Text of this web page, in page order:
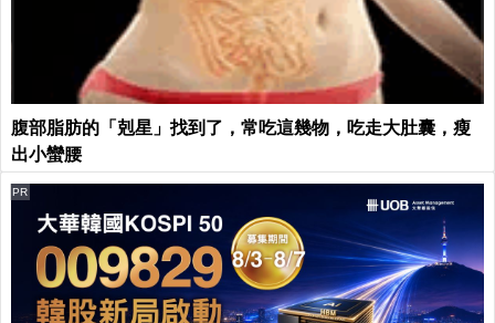
腹部脂肪的「剋星」找到了，常吃這幾物，吃走大肚囊，瘦
出小蠻腰
PR